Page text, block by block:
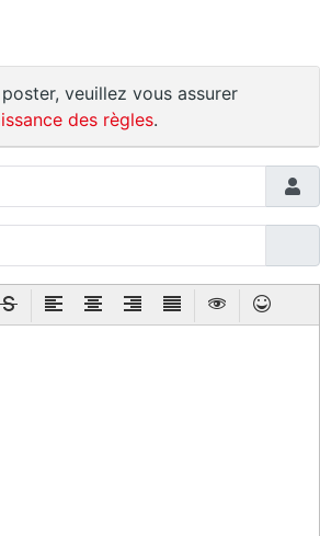
veuillez vous assurer
des règles.